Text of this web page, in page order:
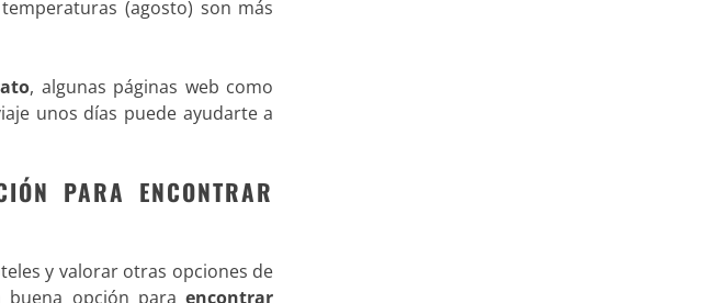
(agosto) son más
, algunas páginas web como
unos días puede ayudarte a
PARA ENCONTRAR
y valorar otras opciones de
buena opción paraencontrar